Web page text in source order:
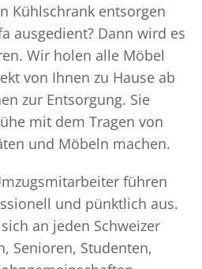
Kühlschrank entsorgen
ausgedient? Dann wird es
Wir holen alle Möbel
von Ihnen zu Hause ab
zur Entsorgung. Sie
mit dem Tragen von
und Möbeln machen.
führen
und pünktlich aus.
an jeden Schweizer
Senioren, Studenten,